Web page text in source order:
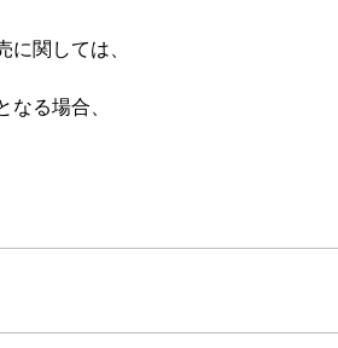
関しては、
る場合、